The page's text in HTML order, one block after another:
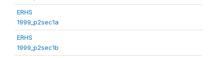
ERHS
1999_p2sec1a
ERHS
1999_p2sec1b